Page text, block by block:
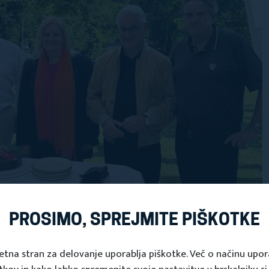
PROSIMO, SPREJMITE PIŠKOTKE
stran za delovanje uporablja piškotke. Več o načinu